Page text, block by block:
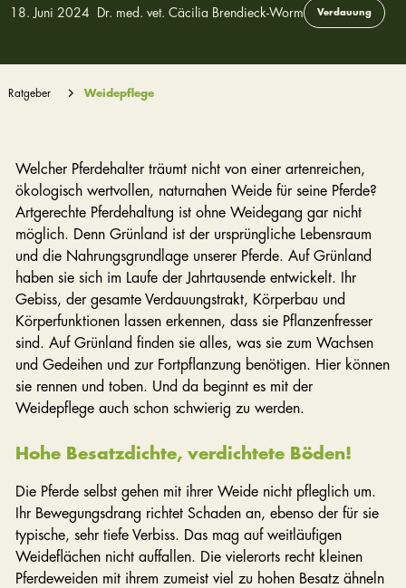
18. Juni 2024 Dr. med. vet. Cäcilia Brendieck-Worm Verdauung
Ratgeber Weidepflege
Welcher Pferdehalter träumt nicht von einer artenreichen,
ökologisch wertvollen, naturnahen Weide für seine Pferde?
Artgerechte Pferdehaltung ist ohne Weidegang gar nicht
möglich. Denn Grünland ist der ursprüngliche Lebensraum
und die Nahrungsgrundlage unserer Pferde. Auf Grünland
haben sie sich im Laufe der Jahrtausende entwickelt. Ihr
Gebiss, der gesamte Verdauungstrakt, Körperbau und
Körperfunktionen lassen erkennen, dass sie Pflanzenfresser
sind. Auf Grünland finden sie alles, was sie zum Wachsen
und Gedeihen und zur Fortpflanzung benötigen. Hier können
sie rennen und toben. Und da beginnt es mit der
Weidepflege auch schon schwierig zu werden.
Hohe Besatzdichte, verdichtete Böden!
Die Pferde selbst gehen mit ihrer Weide nicht pfleglich um.
Ihr Bewegungsdrang richtet Schaden an, ebenso der für sie
typische, sehr tiefe Verbiss. Das mag auf weitläufigen
Weideflächen nicht auffallen. Die vielerorts recht kleinen
Pferdeweiden mit ihrem zumeist viel zu hohen Besatz ähneln